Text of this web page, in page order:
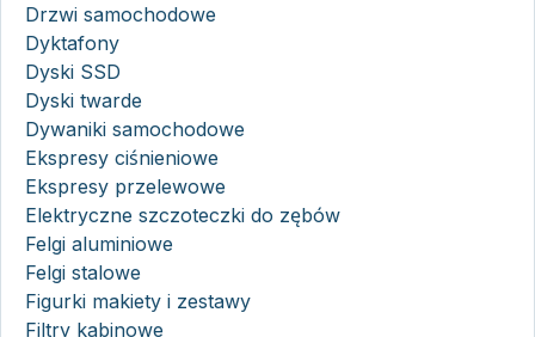
Drzwi samochodowe
Dyktafony
Dyski SSD
Dyski twarde
Dywaniki samochodowe
Ekspresy ciśnieniowe
Ekspresy przelewowe
Elektryczne szczoteczki do zębów
Felgi aluminiowe
Felgi stalowe
Figurki makiety i zestawy
Filtry kabinowe